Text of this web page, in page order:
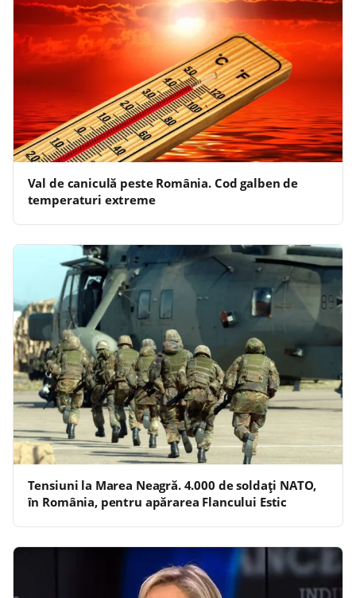
Val de caniculă peste România. Cod galben de
temperaturi extreme
Tensiuni la Marea Neagră. 4.000 de soldați NATO,
în România, pentru apărarea Flancului Estic